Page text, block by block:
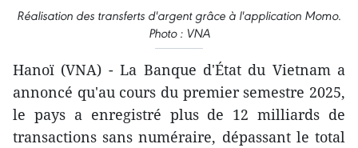
Réalisation des transferts d'argent grâce à l'application Momo.
Photo : VNA
Hanoï (VNA) - La Banque d'État du Vietnam a
annoncé qu'au cours du premier semestre 2025,
le pays a enregistré plus de 12 milliards de
transactions sans numéraire, dépassant le total